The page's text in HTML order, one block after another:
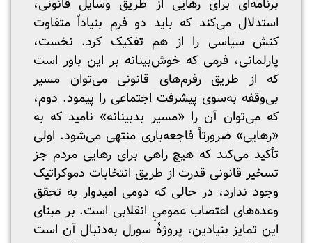
برنامه‌ای برای رهایی از طریق وسایل قانونی،
استدلال می‌کند که باید دو فرم بنیاداً متفاوت
کنش سیاسی را از هم تفکیک کرد. نخست،
پارلمانی، فرمی که خوش‌بینانه بر این باور است
که از طریق رفرم‌های قانونی می‌توان مسیر
بی‌وقفه به‌سوی پیشرفت اجتماعی را پیمود. دوم،
که می‌توان آن را «مسیر بدبینانه» نامید که به
«رهایی» ضرورتاً فاجعه‌باری منتهی می‌شود. اولی
تأکید می‌کند که هیچ راهی برای رهایی مردم جز
تسخیر قانونی قدرت از طریق انتخابات دموکراتیک
وجود ندارد، در حالی که دومی امیدوار به تحقق
وعده‌های اعتصاب عمومیِ انقلابی است. بر مبنای
این تمایز بنیادین، پروژۀ سورل به‌دنبال آن است